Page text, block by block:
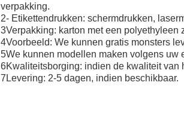
verpakking.
2- Etikettendrukken: schermdrukken,
3Verpakking: karton met een
4Voorbeeld: We kunnen gratis monsters
5We kunnen modellen maken volgens uw
6Kwaliteitsborging: indien de kwaliteit van
7Levering: 2-5 dagen, indien beschikbaar.